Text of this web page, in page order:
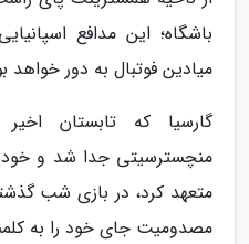
باشگاه؛ این مدافع
میادین فوتبال به دور خواهد
گارسیا که تابستان
مصدومیت جای خود را به